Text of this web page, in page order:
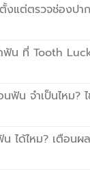
แต่ตรวจช่องปา
น ที่ Tooth
น จำเป็นไหม?
ได้ไหม? เตือนผ